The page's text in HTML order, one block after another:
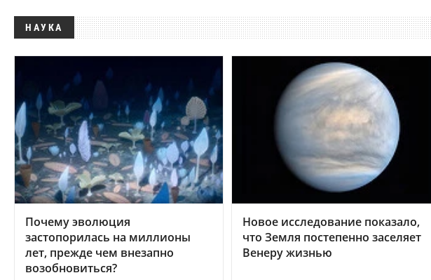
НАУКА
Почему эволюция
застопорилась на миллионы
лет, прежде чем внезапно
возобновиться?
Новое исследование показало,
что Земля постепенно заселяет
Венеру жизнью